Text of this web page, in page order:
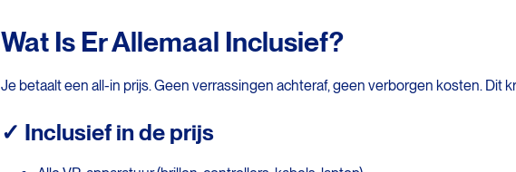
Wat Is Er Allemaal Inclusief?
Je betaalt een all-in prijs. Geen verrassingen achteraf, geen verborgen kosten. Dit
✓ Inclusief in de prijs